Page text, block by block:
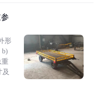
形
b)
重